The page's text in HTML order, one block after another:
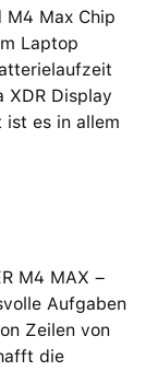
M4 Max Chip
Laptop
XDR Display
es in allem
M4 MAX –
Aufgaben
Zeilen von
die